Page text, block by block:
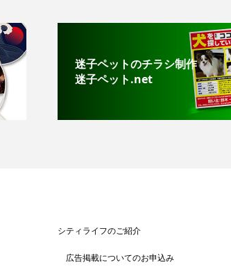
迷子ペットのチラシ制作
迷子ペット.net
シティライフのご紹介
広告掲載についてのお申込み